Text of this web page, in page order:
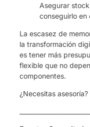
Asegurar
conseguirlo en
La escasez de
la transformación
es tener más
flexible que no
componentes.
¿Necesitas asesoría?